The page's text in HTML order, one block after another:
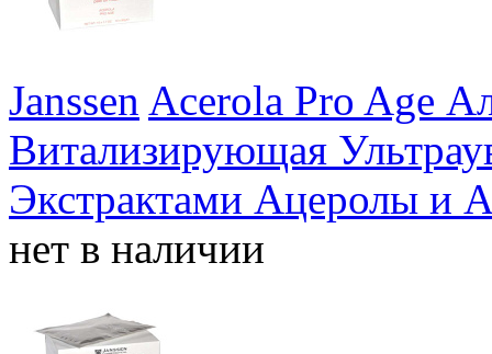
Janssen Acerola Pro Age
Витализирующая
Экстрактами Ацеролы и
нет в наличии